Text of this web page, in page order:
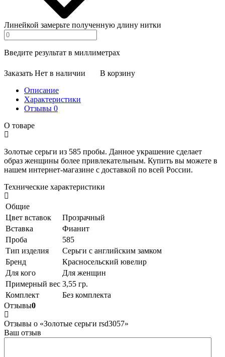
Линейкой замерьте полученную длину нитки
Введите результат в миллиметрах
Заказать Нет в наличии
В корзину
Описание
Характеристики
Отзывы 0
О товаре
Золотые серьги из 585 пробы. Данное украшение сделает
образ женщины более привлекательным. Купить вы можете в
нашем интернет-магазине с доставкой по всей России.
Технические характеристики
Общие
Цвет вставок
Прозрачный
Вставка
Фианит
Проба
585
Тип изделия
Серьги с английским замком
Бренд
Красносельский ювелир
Для кого
Для женщин
Примерный вес 3,55 гр.
Комплект
Без комплекта
Отзывы0
Отзывы о «Золотые серьги rsd3057»
Ваш отзыв